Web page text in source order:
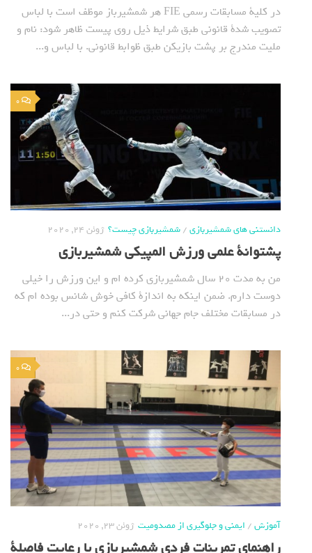
در کلیة مسابقات رسمی FIE هر شمشیرباز موظف است با لباس
تصویب شدة قانونی طبق شرایط ذیل روی پیست ظاهر شود: نام و
ملیت مندرج بر پشت بازیکن طبق ظوابط قانونی. با لباس و...
0
دانستنی های شمشیربازی/شمشیربازی چیست؟ ژوئن 24, 2020
پشتوانة علمی ورزش المپیکی شمشیربازی
من به مدت 20 سال شمشیربازی کرده ام و این ورزش را خیلی
دوست دارم. ضمن اینکه به اندازة کافی خوش شانس بوده ام که
در مسابقات مختلف جام جهانی شرکت کنم و حتی در...
0
آموزش/ایمنی و جلوگیری از مصدومیت ژوئن 23, 2020
راهنمای تمرینات فردی شمشیربازی با رعایت فاصلة